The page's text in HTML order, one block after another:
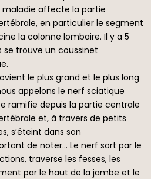
affecte la partie
en particulier le segment
la colonne lombaire. Il y a 5
se trouve un coussinet
le plus grand et le plus long
appelons le nerf sciatique
ramifie depuis la partie centrale
et, à travers de petits
s’éteint dans son
de noter… Le nerf sort par le
traverse les fesses, les
par le haut de la jambe et le